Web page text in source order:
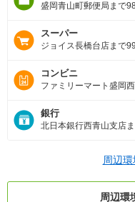
盛岡青山町郵便局まで
スーパー
ジョイス長橋台店まで
コンビニ
ファミリーマート盛岡
銀行
北日本銀行西青山支店
周辺
周辺環